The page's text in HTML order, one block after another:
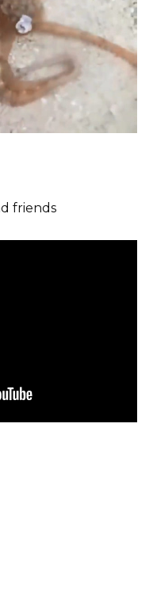
friends